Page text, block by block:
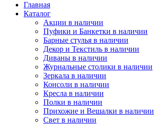
Главная
Каталог
Акции в наличии
Пуфики и Банкетки в наличии
Барные стулья в наличии
Декор и Текстиль в наличии
Диваны в наличии
Журнальные столики в наличии
Зеркала в наличии
Консоли в наличии
Кресла в наличии
Полки в наличии
Прихожие и Вешалки в наличии
Свет в наличии